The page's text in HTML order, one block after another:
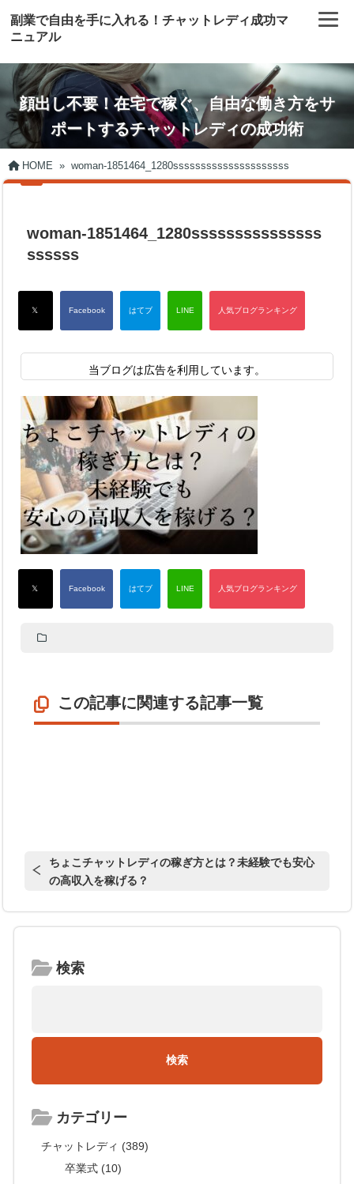
副業で自由を手に入れる！チャットレディ成功マ
ニュアル
顔出し不要！在宅で稼ぐ、自由な働き方をサ
ポートするチャットレディの成功術
HOME » woman-1851464_1280sssssssssssssssssssss
woman-1851464_1280sssssssssssssss
ssssss
当ブログは広告を利用しています。
この記事に関連する記事一覧
ちょこチャットレディの稼ぎ方とは？未経験でも安心
の高収入を稼げる？
検索
カテゴリー
チャットレディ (389)
卒業式 (10)